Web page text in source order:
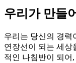
우리가 만들
우리는 당신의 경력
연장선이 되는 세상
적인 나침반이 되어